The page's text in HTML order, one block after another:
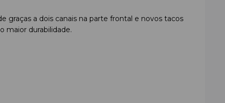
graças a dois canais na parte frontal e novos tacos
maior durabilidade.